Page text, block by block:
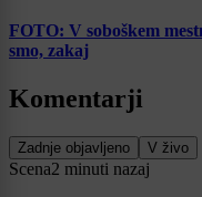
FOTO: V soboškem
smo, zakaj
Komentarji
Zadnje objavljeno V živo
Scena2 minuti nazaj